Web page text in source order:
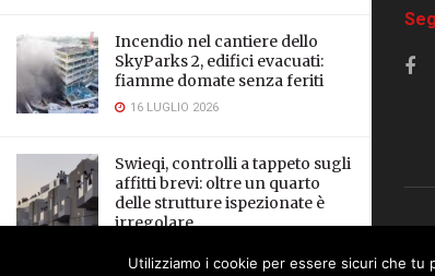
Incendio nel cantiere dello
SkyParks 2, edifici evacuati:
fiamme domate senza feriti
16 LUGLIO 2026
Swieqi, controlli a tappeto sugli
affitti brevi: oltre un quarto
delle strutture ispezionate è
irregolare
Utilizziamo i cookie per essere sicuri che tu